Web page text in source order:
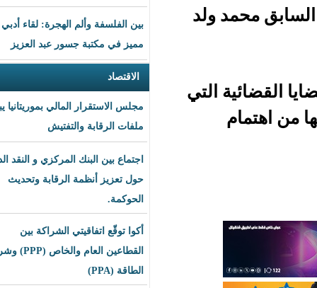
بين الفلسفة وألم الهجرة: لقاء أدبي
مميز في مكتبة جسور عبد العزيز
مجلس الاستقرار المالي بموريتانيا يبحث
ملفات الرقابة والتفتيش
اجتماع بين البنك المركزي و النقد الدولي
حول تعزيز أنظمة الرقابة وتحديث
أكوا توقّع اتفاقيتي الشراكة بين
القطاعين العام والخاص (PPP) وشراء
الطاقة (PPA)
ولد
التي